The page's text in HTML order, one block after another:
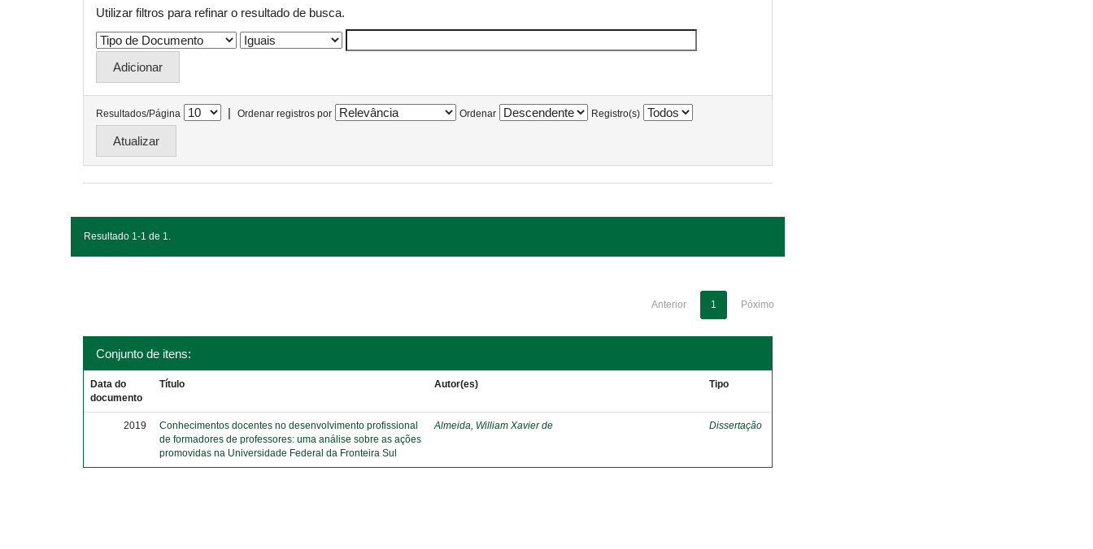
Utilizar filtros para refinar o resultado de busca.
Resultados/Página | Ordenar registros por Ordenar Registro(s)
Resultado 1-1 de 1.
Anterior 1 Póximo
Conjunto de itens:
Data do
documento
Título Autor(es) Tipo
2019
Conhecimentos docentes no desenvolvimento profissional
de formadores de professores: uma análise sobre as ações
promovidas na Universidade Federal da Fronteira Sul
Almeida, William Xavier de Dissertação